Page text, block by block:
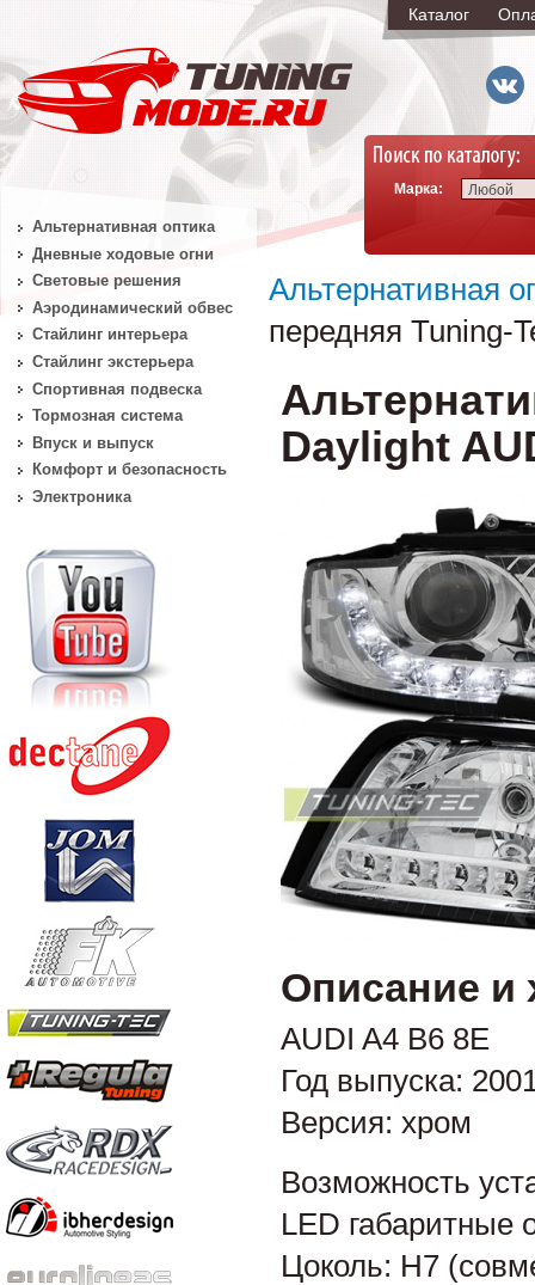
Каталог
Марка: Любой
Альтернативная
передняя Tuning-
Daylight
Описание и
AUDI A4 B6 8E
Год выпуска:
Версия: хром
Возможность
LED габаритные
Цоколь: H7
Альтернативная оптика
Дневные ходовые огни
Световые решения
Аэродинамический обвес
Стайлинг интерьера
Стайлинг экстерьера
Спортивная подвеска
Тормозная система
Впуск и выпуск
Комфорт и безопасность
Электроника